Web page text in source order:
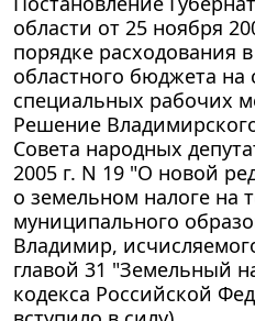
области от 25 ноября
порядке расходования
областного бюджета на
специальных рабочих
Решение
Совета народных
2005 г. N 19 "О новой
о земельном налоге на
муниципального
Владимир,
главой 31 "Земельный
кодекса Российской